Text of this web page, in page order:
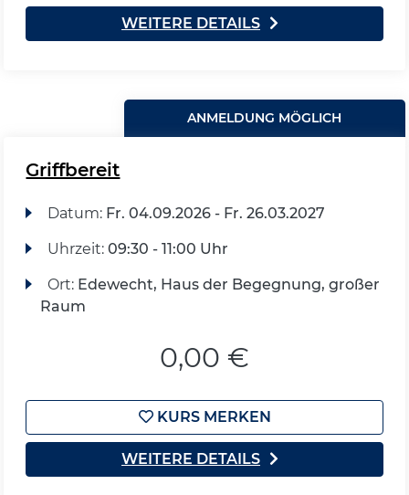
WEITERE DETAILS
ANMELDUNG MÖGLICH
Griffbereit
Datum: Fr. 04.09.2026 - Fr. 26.03.2027
Uhrzeit: 09:30 - 11:00 Uhr
Ort: Edewecht, Haus der Begegnung, großer
Raum
0,00 €
KURS MERKEN
WEITERE DETAILS